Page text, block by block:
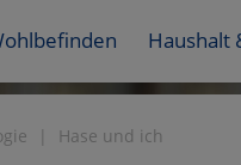
Haushalt
Hase und ich